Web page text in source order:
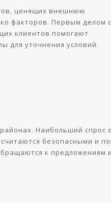
ценящих внешнюю
факторов. Первым делом
клиентов помогают
для уточнения условий.
Наибольший спрос
безопасными и
к предложениям